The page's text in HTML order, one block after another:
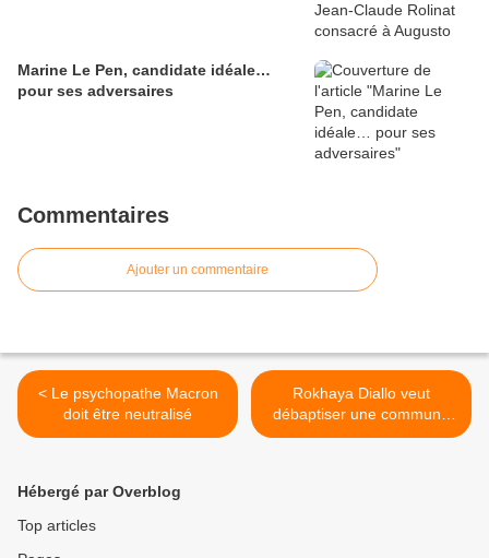
Marine Le Pen, candidate idéale…
pour ses adversaires
Commentaires
Ajouter un commentaire
< Le psychopathe Macron
doit être neutralisé
Rokhaya Diallo veut
débaptiser une commune
française : la cancel culture
Hébergé par Overblog
Top articles